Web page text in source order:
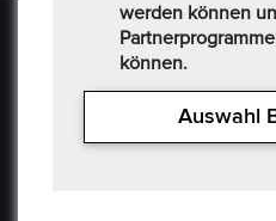
werden können
können.
Auswahl